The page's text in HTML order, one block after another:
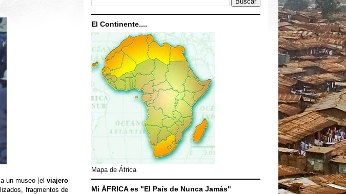
un museo [elviajero
fragmentos de
El Continente....
Mapa de África
Mi ÁFRICA es "El País de Nunca Jamás"